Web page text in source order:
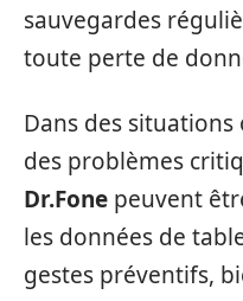
sauvegardes
toute perte de
Dans des
des problèmes
Dr.Fone peuvent
les données de
gestes préventifs,